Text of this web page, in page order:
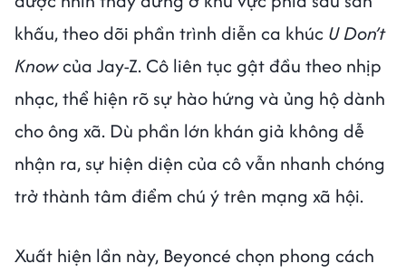
khấu, theo dõi phần trình diễn ca khúc U Don’t
Knowcủa Jay-Z. Cô liên tục gật đầu theo nhịp
nhạc, thể hiện rõ sự hào hứng và ủng hộ dành
cho ông xã. Dù phần lớn khán giả không dễ
nhận ra, sự hiện diện của cô vẫn nhanh chóng
trở thành tâm điểm chú ý trên mạng xã hội.
Xuất hiện lần này, Beyoncé chọn phong cách